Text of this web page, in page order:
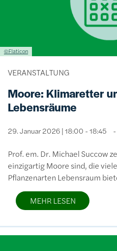
Lizenzinformationen einschließlich Urheberrecht
©Flaticon
VERANSTALTUNG
Moore: Klimaretter
Lebensräume
29. Januar 2026 | 18:00 - 18:45
Prof. em. Dr. Michael Succow
einzigartig Moore sind, die
Pflanzenarten Lebensraum
MEHR LESEN